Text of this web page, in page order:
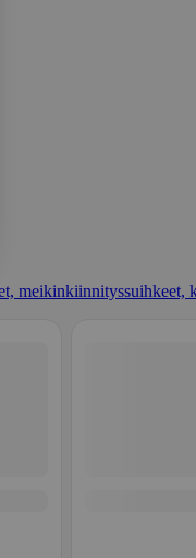
meikinkiinnityssuihkeet,